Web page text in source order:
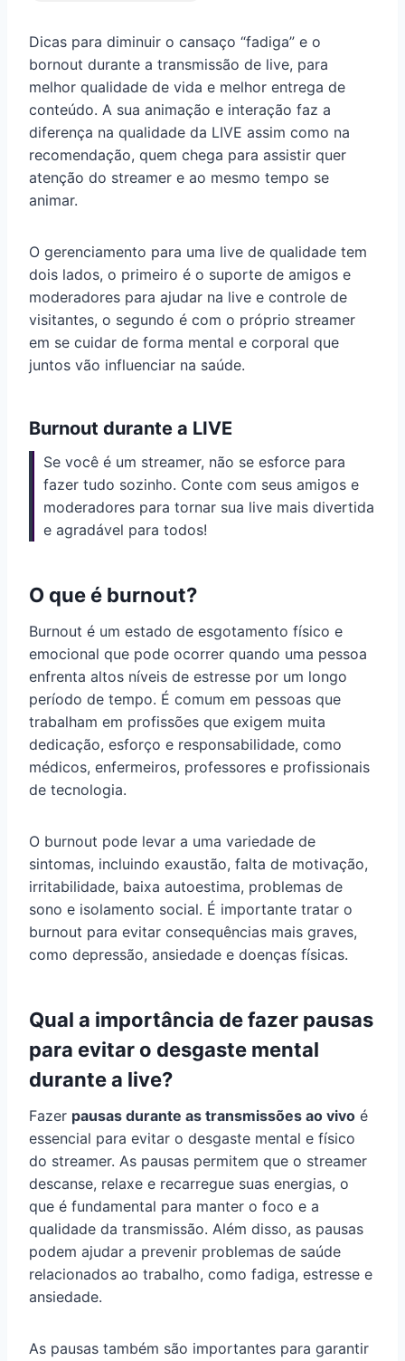
Dicas para diminuir o cansaço “fadiga” e o
bornout durante a transmissão de live, para
melhor qualidade de vida e melhor entrega de
conteúdo. A sua animação e interação faz a
diferença na qualidade da LIVE assim como na
recomendação, quem chega para assistir quer
atenção do streamer e ao mesmo tempo se
animar.
O gerenciamento para uma live de qualidade tem
dois lados, o primeiro é o suporte de amigos e
moderadores para ajudar na live e controle de
visitantes, o segundo é com o próprio streamer
em se cuidar de forma mental e corporal que
juntos vão influenciar na saúde.
Burnout durante a LIVE
Se você é um streamer, não se esforce para
fazer tudo sozinho. Conte com seus amigos e
moderadores para tornar sua live mais divertida
e agradável para todos!
O que é burnout?
Burnout é um estado de esgotamento físico e
emocional que pode ocorrer quando uma pessoa
enfrenta altos níveis de estresse por um longo
período de tempo. É comum em pessoas que
trabalham em profissões que exigem muita
dedicação, esforço e responsabilidade, como
médicos, enfermeiros, professores e profissionais
de tecnologia.
O burnout pode levar a uma variedade de
sintomas, incluindo exaustão, falta de motivação,
irritabilidade, baixa autoestima, problemas de
sono e isolamento social. É importante tratar o
burnout para evitar consequências mais graves,
como depressão, ansiedade e doenças físicas.
Qual a importância de fazer pausas
para evitar o desgaste mental
durante a live?
Fazer pausas durante as transmissões ao vivo é
essencial para evitar o desgaste mental e físico
do streamer. As pausas permitem que o streamer
descanse, relaxe e recarregue suas energias, o
que é fundamental para manter o foco e a
qualidade da transmissão. Além disso, as pausas
podem ajudar a prevenir problemas de saúde
relacionados ao trabalho, como fadiga, estresse e
ansiedade.
As pausas também são importantes para garantir